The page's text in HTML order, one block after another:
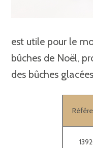
est utile pour le
bûches de Noël,
des bûches